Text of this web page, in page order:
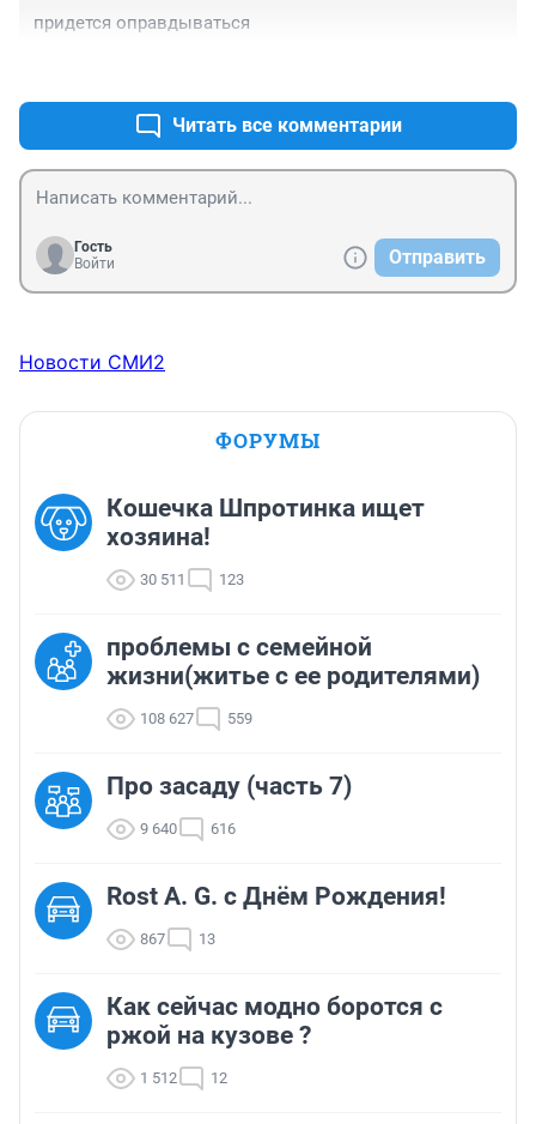
придется оправдываться
Читать все комментарии
Гость
Войти
Отправить
Новости СМИ2
ФОРУМЫ
Кошечка Шпротинка ищет
хозяина!
30 511 123
проблемы с семейной
жизни(житье с ее родителями)
108 627 559
Про засаду (часть 7)
9 640 616
Rost A. G. с Днём Рождения!
867 13
Как сейчас модно боротся с
ржой на кузове ?
1 512 12